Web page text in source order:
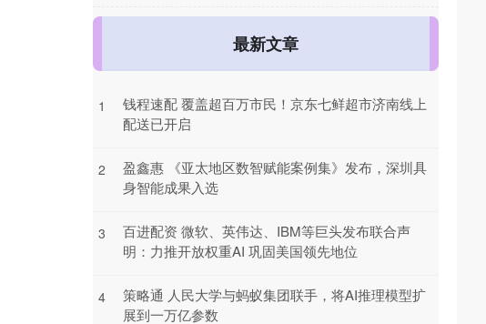
最新文章
1
钱程速配 覆盖超百万市民！京东七鲜超市济南线上
配送已开启
2
盈鑫惠 《亚太地区数智赋能案例集》发布，深圳具
身智能成果入选
3
百进配资 微软、英伟达、IBM等巨头发布联合声
明：力推开放权重AI 巩固美国领先地位
4
策略通 人民大学与蚂蚁集团联手，将AI推理模型扩
展到一万亿参数